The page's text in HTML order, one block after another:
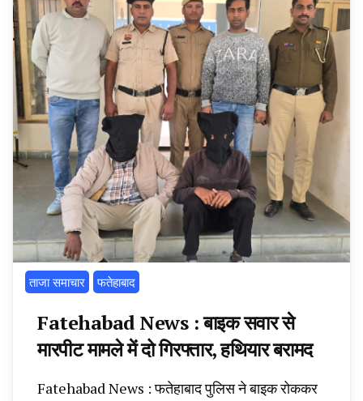
ताजा समाचार फतेहाबाद
Fatehabad News : बाइक सवार से
मारपीट मामले में दो गिरफ्तार, हथियार बरामद
Fatehabad News : फतेहाबाद पुलिस ने बाइक रोककर